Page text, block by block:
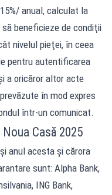
anual, calculat la
beneficieze de condiţii
nivelul pieţei, în ceea
pentru autentificarea
a oricăror altor acte
în mod expres
într-un comunicat.
Casă 2025
anul acesta şi cărora
sunt: Alpha Bank,
ING Bank,